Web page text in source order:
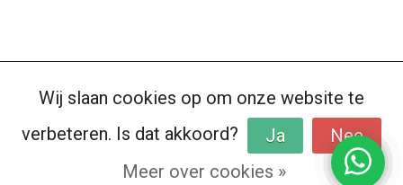
Wij slaan cookies op om onze website te
verbeteren. Is dat akkoord?
Ja
Nee
Meer over cookies »